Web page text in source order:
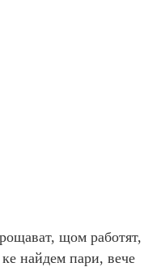
щом работят,
найдем пари, вече